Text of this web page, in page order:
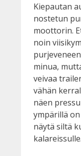
Kiepautan
nostetun
moottorin.
noin
minua,
veivaa
vähän
näen
ympärillä
näytä siltä
kalareissulle.